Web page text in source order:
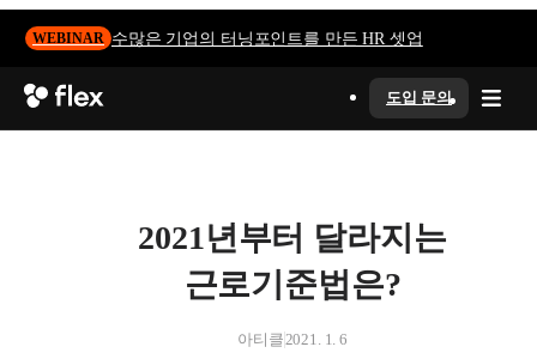
WEBINAR 수많은 기업의 터닝포인트를 만든 HR 셋업
도입 문의
2021년부터 달라지는
근로기준법은?
아티클 2021. 1. 6